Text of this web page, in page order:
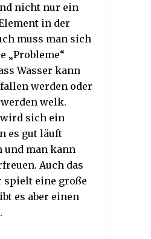
nicht nur ein
in der
muss man sich
„Probleme“
Wasser kann
werden oder
welk.
sich ein
es gut läuft
und man kann
Auch das
spielt eine große
es aber einen